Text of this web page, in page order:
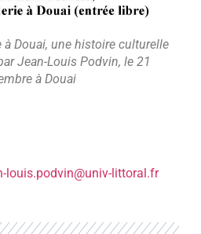
à Douai, une histoire culturelle
Jean-Louis Podvin, le 21
à Douai
louis.podvin@univ-littoral.fr